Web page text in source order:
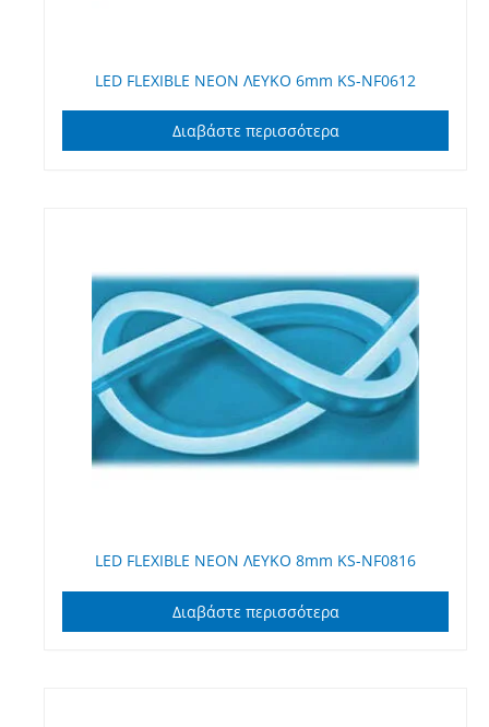
LED FLEXIBLE NEON ΛΕΥΚΟ 6mm KS-NF0612
Διαβάστε περισσότερα
LED FLEXIBLE NEON ΛΕΥΚΟ 8mm KS-NF0816
Διαβάστε περισσότερα